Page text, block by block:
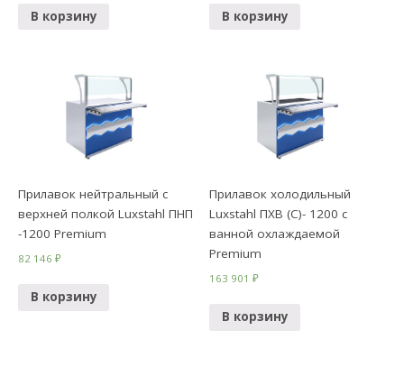
В корзину В корзину
Прилавок нейтральный с
верхней полкой Luxstahl ПНП
-1200 Premium
82 146₽
В корзину
Прилавок холодильный
Luxstahl ПХВ (С)- 1200 с
ванной охлаждаемой
Premium
163 901₽
В корзину